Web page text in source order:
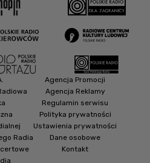
Radia
Agencja Promocji
Agencja Reklamy
Regulamin serwisu
Polityka prywatności
Ustawienia prywatności
Dane osobowe
Kontakt